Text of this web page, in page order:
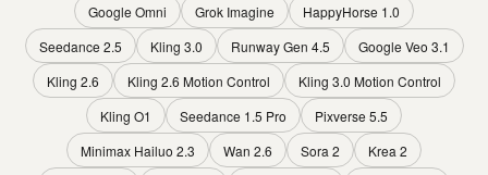
Google Omni Grok Imagine
HappyHorse 1.0
Seedance 2.5
Kling 3.0 Runway Gen 4.5
Google Veo 3.1
Kling 2.6
Kling 2.6 Motion Control
Kling 3.0 Motion Control
Kling O1
Seedance 1.5 Pro
Pixverse 5.5
Minimax Hailuo 2.3
Wan 2.6 Sora 2
Krea 2